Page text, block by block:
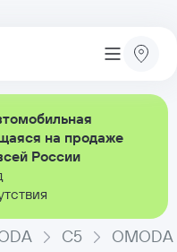
на продаже
России
C5 OMODA